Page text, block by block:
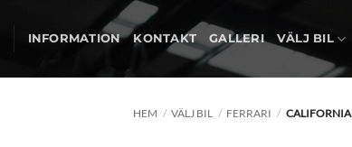
content
INFORMATION KONTAKT GALLERI VÄLJ BIL
HEM / VÄLJ BIL / FERRARI / CALIFORNIA